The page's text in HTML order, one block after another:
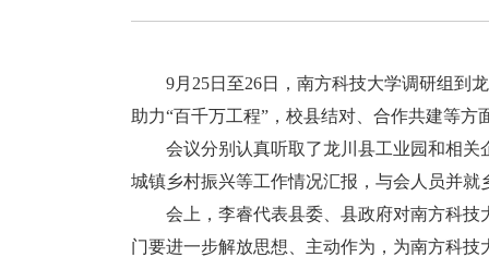
9月25日至26日，南方科技大学调研组到龙
助力“百千万工程”，校县结对、合作共建等
会议分别认真听取了龙川县工业园和相关
城镇乡村振兴等工作情况汇报，与会人员并
会上，李睿代表县委、县政府对南方科技
门要进一步解放思想、主动作为，为南方科